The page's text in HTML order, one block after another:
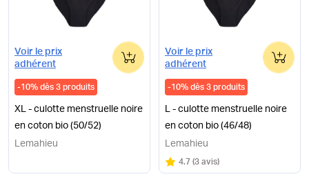
Voir le prix
adhérent
-10% dès 3 produits
XL - culotte menstruelle noire
en coton bio (50/52)
0
Lemahieu
Voir le prix
adhérent
-10% dès 3 produits
L - culotte menstruelle noire
en coton bio (46/48)
0
Lemahieu
Note
4.7 sur 5
(3 avis)